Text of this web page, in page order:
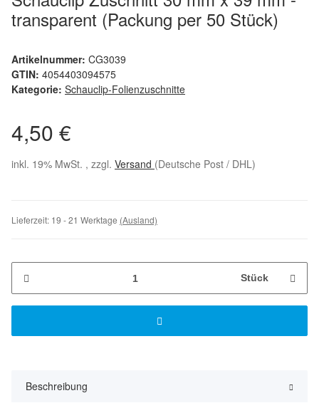
transparent (Packung per 50 Stück)
Artikelnummer: CG3039
GTIN: 4054403094575
Kategorie: Schauclip-Folienzuschnitte
4,50 €
inkl. 19% MwSt. , zzgl. Versand (Deutsche Post / DHL)
Lieferzeit: 19 - 21 Werktage (Ausland)
Stück
Beschreibung